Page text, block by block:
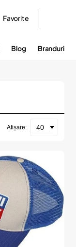
Favorite
Blog Branduri
Afișare: